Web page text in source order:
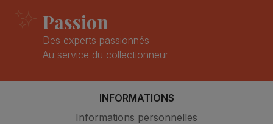
Passion
Des experts passionnés
Au service du collectionneur
INFORMATIONS
Informations personnelles